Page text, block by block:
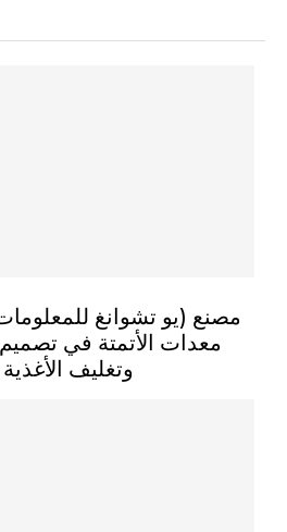
مصنع (يو تشوانغ
معدات الأتمتة في
وتغليف الأغذية